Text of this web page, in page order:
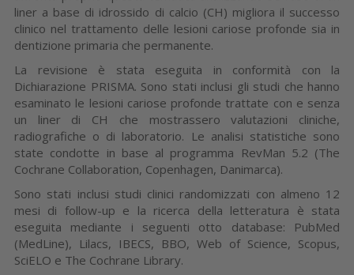
liner a base di idrossido di calcio (CH) migliora il successo
clinico nel trattamento delle lesioni cariose profonde sia in
dentizione primaria che permanente.
La revisione è stata eseguita in conformità con la
Dichiarazione PRISMA. Sono stati inclusi gli studi che hanno
esaminato le lesioni cariose profonde trattate con e senza
un liner di CH che mostrassero valutazioni cliniche,
radiografiche o di laboratorio. Le analisi statistiche sono
state condotte in base al programma RevMan 5.2 (The
Cochrane Collaboration, Copenhagen, Danimarca).
Sono stati inclusi studi clinici randomizzati con almeno 12
mesi di follow-up e la ricerca della letteratura è stata
eseguita mediante i seguenti otto database: PubMed
(MedLine), Lilacs, IBECS, BBO, Web of Science, Scopus,
SciELO e The Cochrane Library.